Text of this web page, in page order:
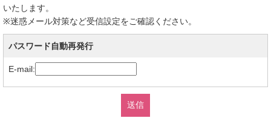
いたします。
※迷惑メール対策など受信設定をご確認ください。
パスワード自動再発行
E-mail: